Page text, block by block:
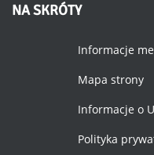
NASKRÓTY
Informacje
Mapa strony
Informacje o
Polityka